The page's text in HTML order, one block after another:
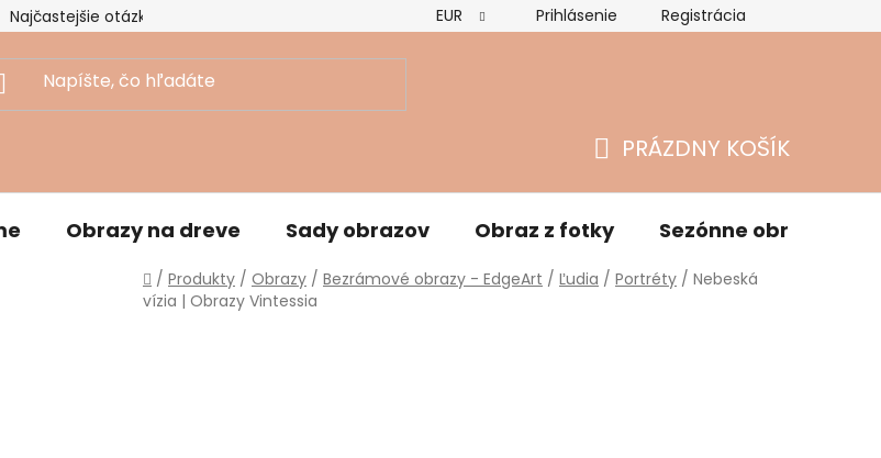
Najčastejšie otázky Hodnotenie obchodu Vrátenie tovaru a reklamácie
EUR Prihlásenie Registrácia
KOŠÍK
PRÁZDNY KOŠÍK
Obrazy na dreve Sady obrazov Obraz z fotky Sezónne obrazy
Domov
/ Produkty / Obrazy / Bezrámové obrazy - EdgeArt / Ľudia / Portréty / Nebeská
vízia | Obrazy Vintessia